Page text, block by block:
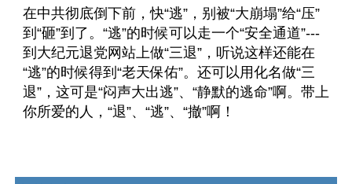
在中共彻底倒下前，快“逃”，别被“大崩塌”给“压”
到“砸”到了。“逃”的时候可以走一个“安全通道”---
到大纪元退党网站上做“三退”，听说这样还能在
“逃”的时候得到“老天保佑”。还可以用化名做“三
退”，这可是“闷声大出逃”、“静默的逃命”啊。带上
你所爱的人，“退”、“逃”、“撤”啊！